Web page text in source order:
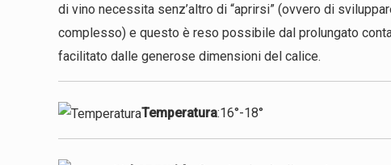
di vino necessita senz’altro di “aprirsi” (ovvero di
complesso) e questo è reso possibile dal prolungato
facilitato dalle generose dimensioni del calice.
Temperatura:16°-18°